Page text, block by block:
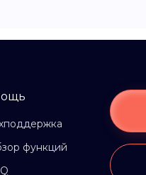
функций